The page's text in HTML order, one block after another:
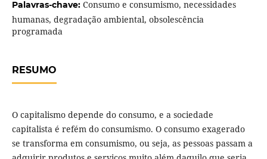
Palavras-chave: Consumo e consumismo, necessidades
humanas, degradação ambiental, obsolescência
programada
RESUMO
O capitalismo depende do consumo, e a sociedade
capitalista é refém do consumismo. O consumo exagerado
se transforma em consumismo, ou seja, as pessoas passam a